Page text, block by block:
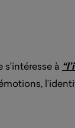
à